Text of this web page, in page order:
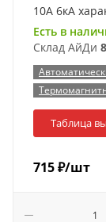
10А 6кА
Есть в
Склад АйДи
Таблица
715₽/шт